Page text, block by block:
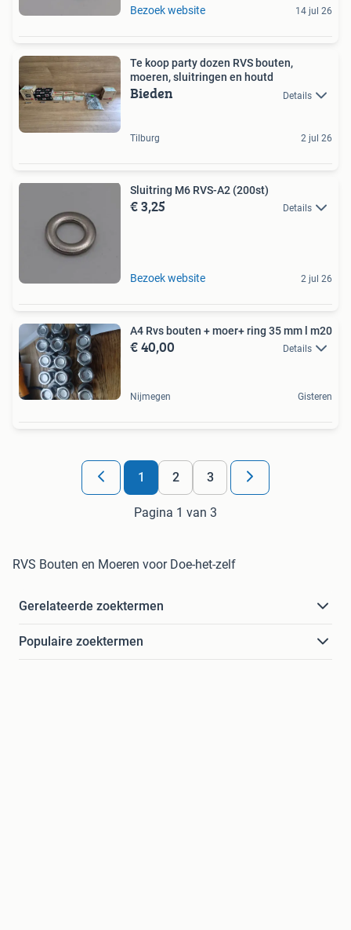
Bezoek website 14 jul 26
Te koop party dozen RVS bouten,
moeren, sluitringen en houtd
Bieden Details
Tilburg 2 jul 26
Sluitring M6 RVS-A2 (200st)
€ 3,25 Details
Bezoek website 2 jul 26
A4 Rvs bouten + moer+ ring 35 mm l m20
€ 40,00 Details
Nijmegen Gisteren
1 2 3
Pagina 1 van 3
RVS Bouten en Moeren voor Doe-het-zelf
Gerelateerde zoektermen
Populaire zoektermen